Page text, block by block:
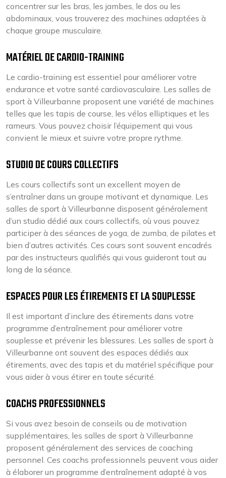
concentrer sur les bras, les jambes, le dos ou les
abdominaux, vous trouverez des machines adaptées à
chaque groupe musculaire.
MATÉRIEL DE CARDIO-TRAINING
Le cardio-training est essentiel pour améliorer votre
endurance et votre santé cardiovasculaire. Les salles de
sport à Villeurbanne proposent une variété de machines
telles que les tapis de course, les vélos elliptiques et les
rameurs. Vous pouvez choisir l’équipement qui vous
convient le mieux et suivre votre propre rythme.
STUDIO DE COURS COLLECTIFS
Les cours collectifs sont un excellent moyen de
s’entraîner dans un groupe motivant et dynamique. Les
salles de sport à Villeurbanne disposent généralement
d’un studio dédié aux cours collectifs, où vous pouvez
participer à des séances de yoga, de zumba, de pilates et
bien d’autres activités. Ces cours sont souvent encadrés
par des instructeurs qualifiés qui vous guideront tout au
long de la séance.
ESPACES POUR LES ÉTIREMENTS ET LA SOUPLESSE
Il est important d’inclure des étirements dans votre
programme d’entraînement pour améliorer votre
souplesse et prévenir les blessures. Les salles de sport à
Villeurbanne ont souvent des espaces dédiés aux
étirements, avec des tapis et du matériel spécifique pour
vous aider à vous étirer en toute sécurité.
COACHS PROFESSIONNELS
Si vous avez besoin de conseils ou de motivation
supplémentaires, les salles de sport à Villeurbanne
proposent généralement des services de coaching
personnel. Ces coachs professionnels peuvent vous aider
à élaborer un programme d’entraînement adapté à vos